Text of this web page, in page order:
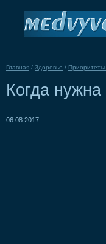
Главная / Здоровье /
Когда
06.08.2017